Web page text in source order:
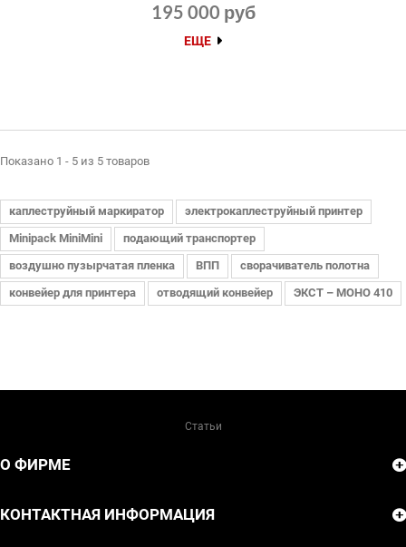
195 000 руб
ЕЩЕ
Показано 1 - 5 из 5 товаров
каплеструйный маркиратор
электрокаплеструйный принтер
Minipack MiniMini
подающий транспортер
воздушно пузырчатая пленка
ВПП
сворачиватель полотна
конвейер для принтера
отводящий конвейер ЭКСТ – МОНО 410
Статьи
О ФИРМЕ
КОНТАКТНАЯ ИНФОРМАЦИЯ